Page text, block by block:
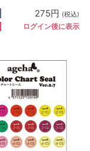
275円 (税込)
ログイン後に表示